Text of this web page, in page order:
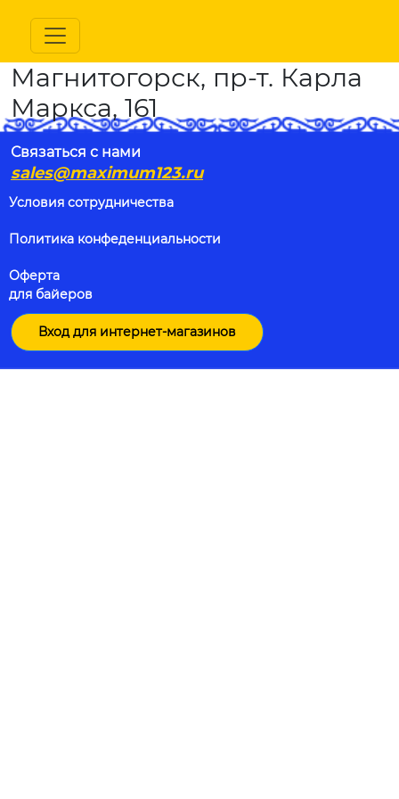
Магнитогорск, пр-т. Карла
Маркса, 161
Связаться с нами
sales@maximum123.ru
Условия сотрудничества
Политика конфеденциальности
Оферта
для байеров
Вход для интернет-магазинов